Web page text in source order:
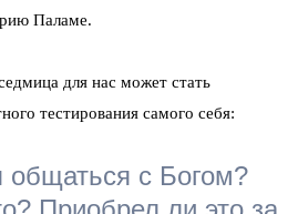
Паламе.
для нас может стать
тестирования самого себя:
с Богом?